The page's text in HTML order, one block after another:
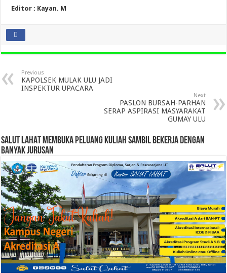
Editor : Kayan. M
Previous
KAPOLSEK MULAK ULU JADI
INSPEKTUR UPACARA
Next
PASLON BURSAH-PARHAN
SERAP ASPIRASI MASYARAKAT
GUMAY ULU
SALUT LAHAT MEMBUKA PELUANG KULIAH SAMBIL BEKERJA DENGAN
BANYAK JURUSAN